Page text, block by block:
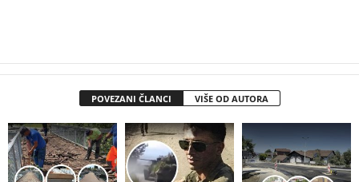
POVEZANI ČLANCI VIŠE OD AUTORA